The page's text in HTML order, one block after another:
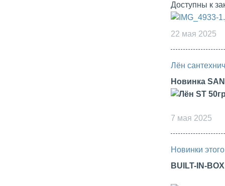
Доступны к
22 мая 2025
Лён
Новинка
7 мая 2025
Новинки
BUILT-IN-